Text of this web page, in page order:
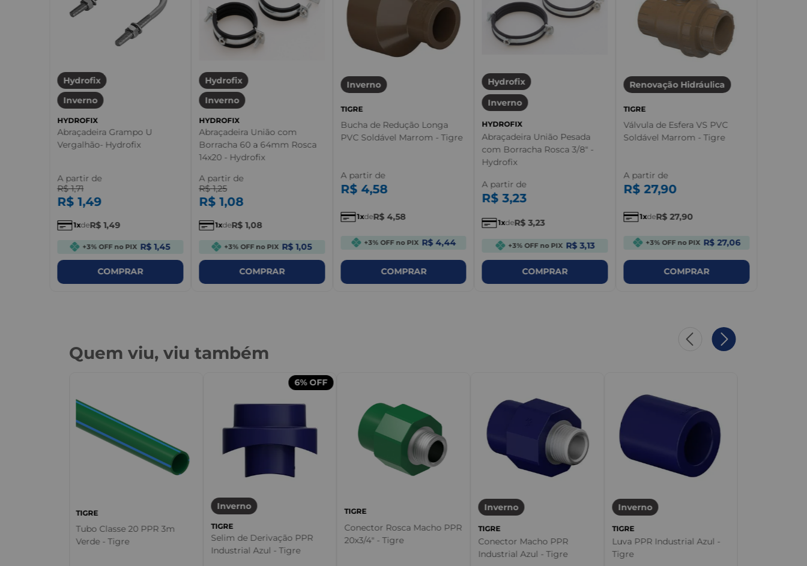
Hydrofix
Inverno
HYDROFIX
Abraçadeira Grampo U
Vergalhão- Hydrofix
A partir de
R$ 1,71
R$ 1,49
1 deR$ 1,49
+3% OFF no PIX R$ 1,45
COMPRAR
Hydrofix
Inverno
HYDROFIX
Abraçadeira União com
Borracha 60 a 64mm Rosca
14x20 - Hydrofix
A partir de
R$ 1,25
R$ 1,08
1 deR$ 1,08
+3% OFF no PIX R$ 1,05
COMPRAR
Inverno
TIGRE
Bucha de Redução Longa
PVC Soldável Marrom - Tigre
A partir de
R$ 4,58
1 deR$ 4,58
+3% OFF no PIX R$ 4,44
COMPRAR
Hydrofix
Inverno
HYDROFIX
Abraçadeira União Pesada
com Borracha Rosca 3/8" -
Hydrofix
A partir de
R$ 3,23
1 deR$ 3,23
+3% OFF no PIX R$ 3,13
COMPRAR
Renovação Hidráulica
TIGRE
Válvula de Esfera VS PVC
Soldável Marrom - Tigre
A partir de
R$ 27,90
1 deR$ 27,90
+3% OFF no PIX R$ 27,06
COMPRAR
Quem viu, viu também
TIGRE
Tubo Classe 20 PPR 3m
Verde - Tigre
6%OFF
Inverno
TIGRE
Selim de Derivação PPR
Industrial Azul - Tigre
TIGRE
Conector Rosca Macho PPR
20x3/4" - Tigre
Inverno
TIGRE
Conector Macho PPR
Industrial Azul - Tigre
Inverno
TIGRE
Luva PPR Industrial Azul -
Tigre